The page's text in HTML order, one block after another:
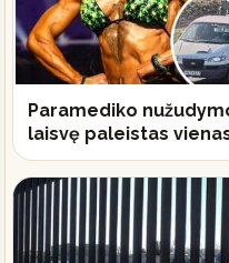
Paramediko
laisvę paleistas